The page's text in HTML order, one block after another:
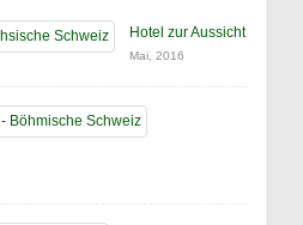
Hotel zur Aussicht
Mai, 2016